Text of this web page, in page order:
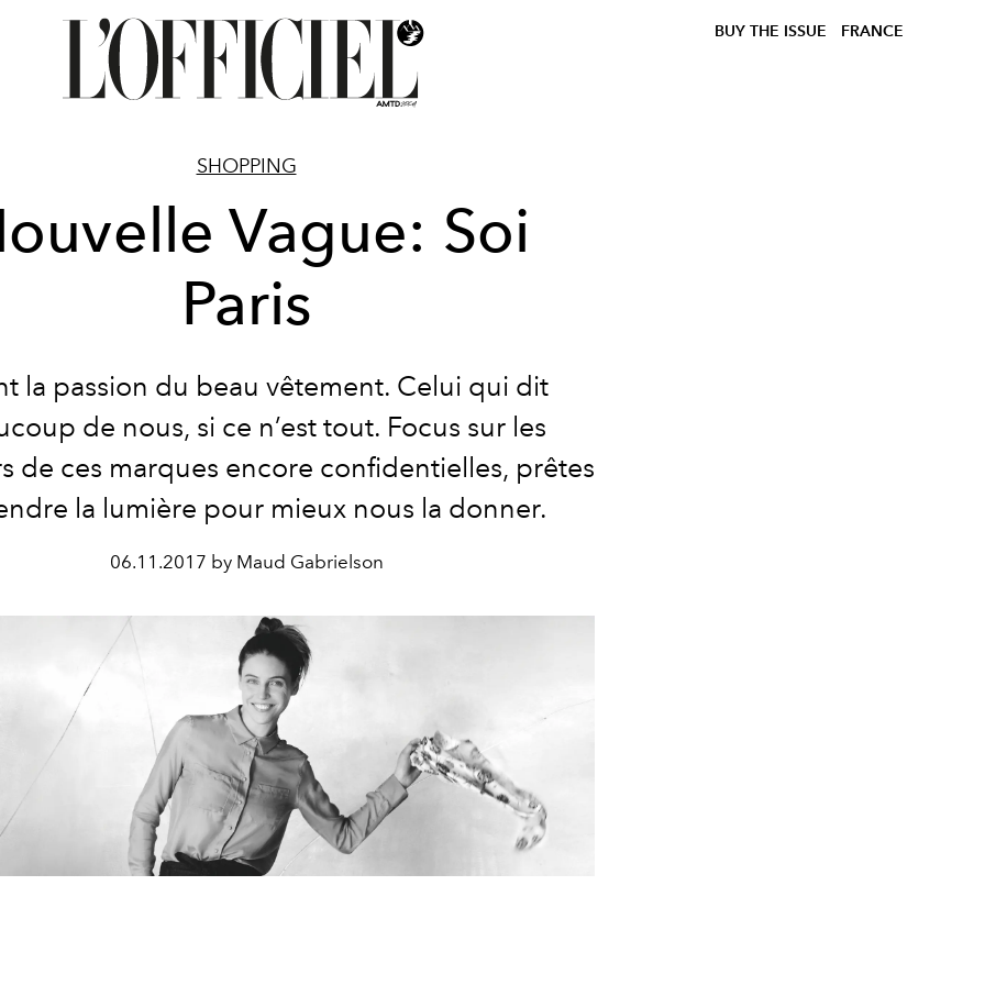
BUY THE ISSUE FRANCE
SHOPPING
Vague: Soi
Paris
la passion du beau vêtement. Celui qui dit
de nous, si ce n’est tout. Focus sur les
de ces marques encore confidentielles, prêtes
la lumière pour mieux nous la donner.
06.11.2017 by Maud Gabrielson